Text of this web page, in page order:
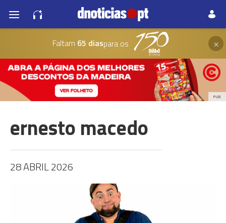
Faltam 65 diaspara os ×
PUB
ernesto macedo
28 ABRIL 2026